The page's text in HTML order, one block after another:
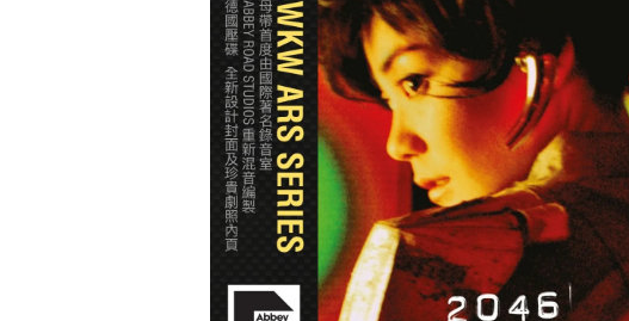
在
相
簿
中
開
啟